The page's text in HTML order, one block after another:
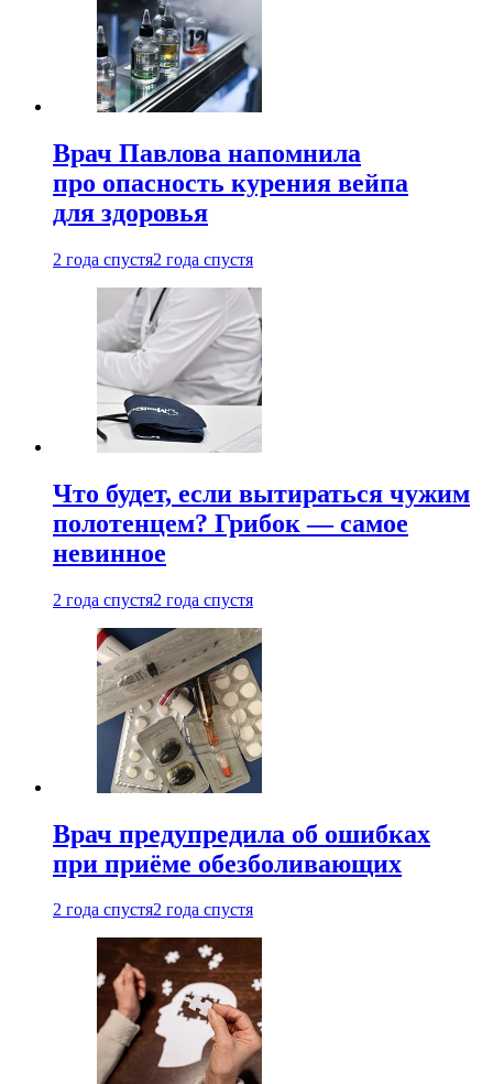
Врач Павлова напомнила
про опасность курения вейпа
для здоровья
2 года спустя2 года спустя
Что будет, если вытираться чужим
полотенцем? Грибок — самое
невинное
2 года спустя2 года спустя
Врач предупредила об ошибках
при приëме обезболивающих
2 года спустя2 года спустя